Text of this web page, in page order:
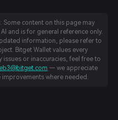
Some content on this page may
and is for general reference only.
information, please refer to
Bitget Wallet values every
issues or inaccuracies, feel free to
— we appreciate
where needed.